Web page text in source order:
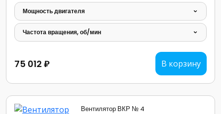
Мощность двигателя
Частота вращения, об/мин
75 012 ₽ В корзину
Вентилятор ВКР № 4